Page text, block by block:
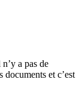
a pas de
documents et c’est